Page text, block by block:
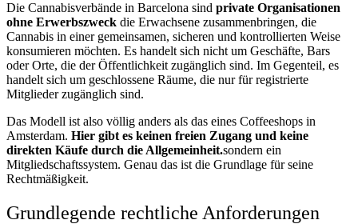
Die Cannabisverbände in Barcelona sind private Organisationen
ohne Erwerbszweck die Erwachsene zusammenbringen, die
Cannabis in einer gemeinsamen, sicheren und kontrollierten Weise
konsumieren möchten. Es handelt sich nicht um Geschäfte, Bars
oder Orte, die der Öffentlichkeit zugänglich sind. Im Gegenteil, es
handelt sich um geschlossene Räume, die nur für registrierte
Mitglieder zugänglich sind.
Das Modell ist also völlig anders als das eines Coffeeshops in
Amsterdam. Hier gibt es keinen freien Zugang und keine
direkten Käufe durch die Allgemeinheit.sondern ein
Mitgliedschaftssystem. Genau das ist die Grundlage für seine
Rechtmäßigkeit.
Grundlegende rechtliche Anforderungen